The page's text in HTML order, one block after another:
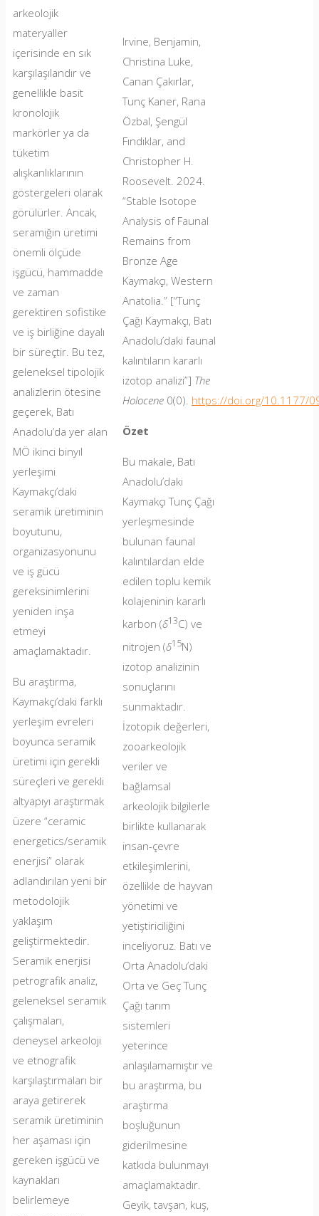
arkeolojik
materyaller
içerisinde en sık
karşılaşılandır ve
genellikle basit
kronolojik
markörler ya da
tüketim
alışkanlıklarının
göstergeleri olarak
görülürler. Ancak,
seramiğin üretimi
önemli ölçüde
işgücü, hammadde
ve zaman
gerektiren sofistike
ve iş birliğine dayalı
bir süreçtir. Bu tez,
geleneksel tipolojik
analizlerin ötesine
geçerek, Batı
Anadolu’da yer alan
MÖ ikinci binyıl
yerleşimi
Kaymakçı’daki
seramik üretiminin
boyutunu,
organizasyonunu
ve iş gücü
gereksinimlerini
yeniden inşa
etmeyi
amaçlamaktadır.
Bu araştırma,
Kaymakçı’daki farklı
yerleşim evreleri
boyunca seramik
üretimi için gerekli
süreçleri ve gerekli
altyapıyı araştırmak
üzere “ceramic
energetics/seramik
enerjisi” olarak
adlandırılan yeni bir
metodolojik
yaklaşım
geliştirmektedir.
Seramik enerjisi
petrografik analiz,
geleneksel seramik
çalışmaları,
deneysel arkeoloji
ve etnografik
karşılaştırmaları bir
araya getirerek
seramik üretiminin
her aşaması için
gereken işgücü ve
kaynakları
belirlemeye
Irvine, Benjamin,
Christina Luke,
Canan Çakırlar,
Tunç Kaner, Rana
Özbal, Şengül
Fındıklar, and
Christopher H.
Roosevelt. 2024.
“Stable Isotope
Analysis of Faunal
Remains from
Bronze Age
Kaymakçı, Western
Anatolia.” [“Tunç
Çağı Kaymakçı, Batı
Anadolu’daki faunal
kalıntıların kararlı
izotop analizi”] The
Holocene0(0). https://doi.org/10.1177/
Özet
Bu makale, Batı
Anadolu’daki
Kaymakçı Tunç Çağı
yerleşmesinde
bulunan faunal
kalıntılardan elde
edilen toplu kemik
kolajeninin kararlı
karbon (δ13C) ve
nitrojen (δ15N)
izotop analizinin
sonuçlarını
sunmaktadır.
İzotopik değerleri,
zooarkeolojik
veriler ve
bağlamsal
arkeolojik bilgilerle
birlikte kullanarak
insan-çevre
etkileşimlerini,
özellikle de hayvan
yönetimi ve
yetiştiriciliğini
inceliyoruz. Batı ve
Orta Anadolu’daki
Orta ve Geç Tunç
Çağı tarım
sistemleri
yeterince
anlaşılamamıştır ve
bu araştırma, bu
araştırma
boşluğunun
giderilmesine
katkıda bulunmayı
amaçlamaktadır.
Geyik, tavşan, kuş,